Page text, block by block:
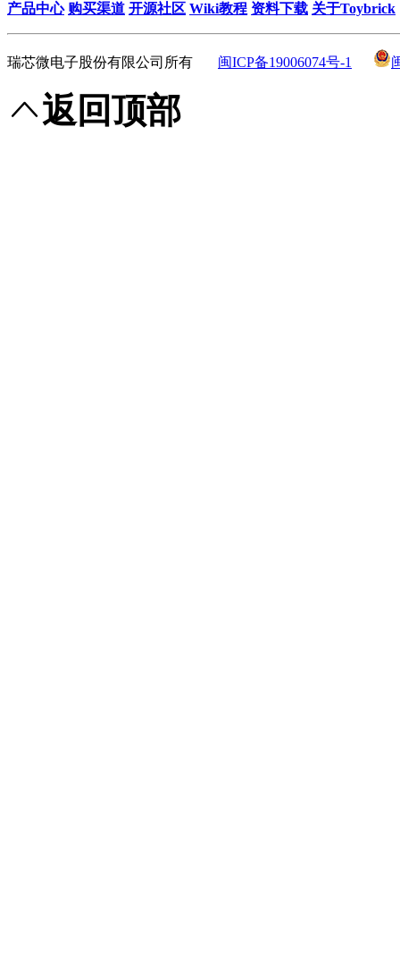
产品中心 购买渠道 开源社区 Wiki教程 资料下载 关于Toybrick
瑞芯微电子股份有限公司所有 闽ICP备19006074号-1
返回顶部